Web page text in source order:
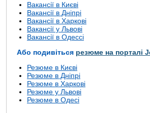
Вакансії в Києві
Вакансії в Дніпрі
Вакансії в Харкові
Вакансії у Львові
Вакансії в Одессі
Або подивіться резюме на порталі
Резюме в Києві
Резюме в Дніпрі
Резюме в Харкові
Резюме у Львові
Резюме в Одесі